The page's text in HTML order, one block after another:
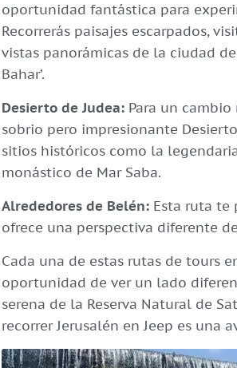
oportunidad fantástica para
Recorrerás paisajes escarpados,
vistas panorámicas de la ciudad
Bahar’.
Desierto de Judea:Para un cambio
sobrio pero impresionante
sitios históricos como la
monástico de Mar Saba.
Alrededores de Belén:Esta ruta te
ofrece una perspectiva diferente
Cada una de estas rutas de tours
oportunidad de ver un lado
serena de la Reserva Natural de
recorrer Jerusalén en Jeep es una